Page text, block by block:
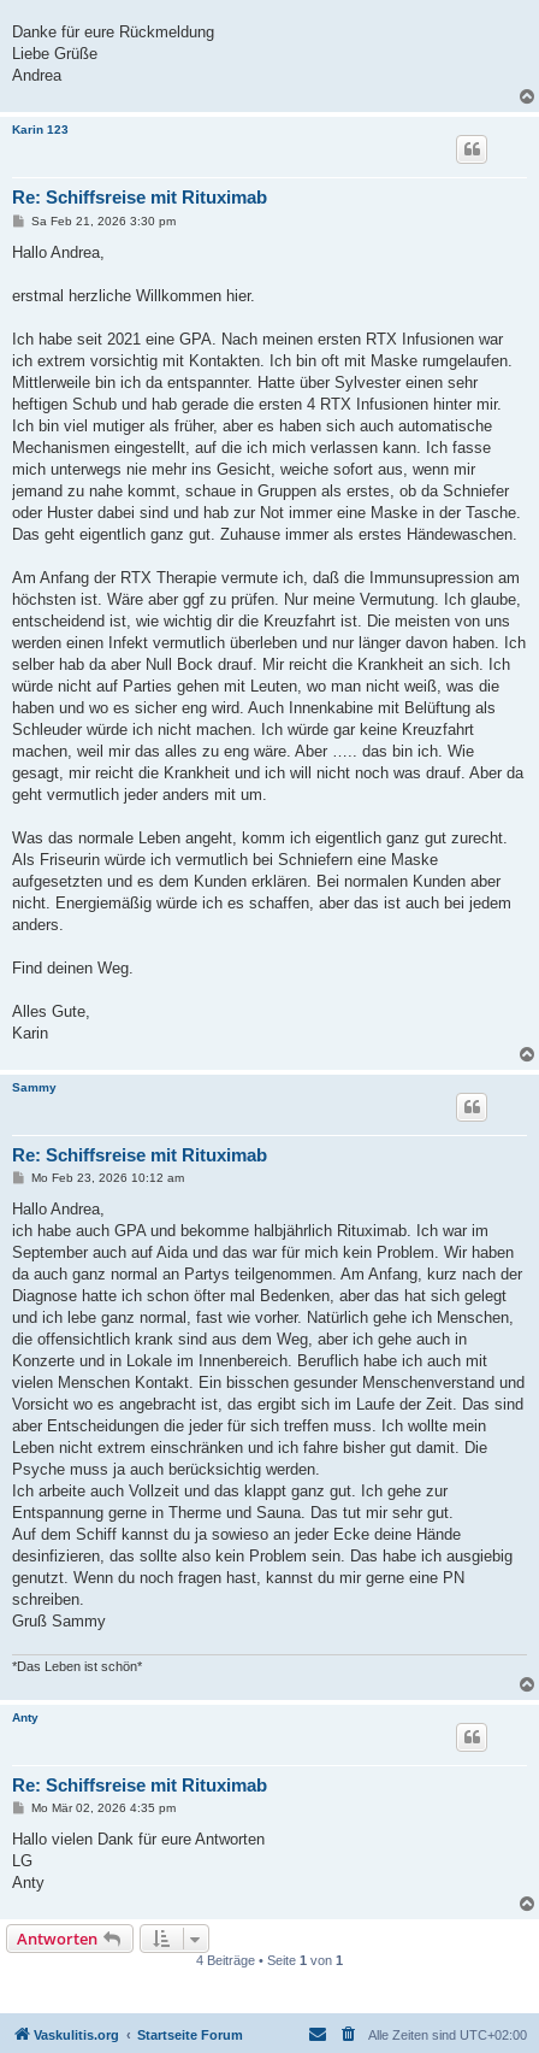
Danke für eure Rückmeldung
Liebe Grüße
Andrea
Karin 123
Re: Schiffsreise mit Rituximab
B
i
a
Sa Feb 21, 2026 3:30 pm
Hallo Andrea,
erstmal herzliche Willkommen hier.
Ich habe seit 2021 eine GPA. Nach meinen ersten RTX Infusionen war
ich extrem vorsichtig mit Kontakten. Ich bin oft mit Maske rumgelaufen.
Mittlerweile bin ich da entspannter. Hatte über Sylvester einen sehr
heftigen Schub und hab gerade die ersten 4 RTX Infusionen hinter mir.
Ich bin viel mutiger als früher, aber es haben sich auch automatische
Mechanismen eingestellt, auf die ich mich verlassen kann. Ich fasse
mich unterwegs nie mehr ins Gesicht, weiche sofort aus, wenn mir
jemand zu nahe kommt, schaue in Gruppen als erstes, ob da Schniefer
oder Huster dabei sind und hab zur Not immer eine Maske in der Tasche.
Das geht eigentlich ganz gut. Zuhause immer als erstes Händewaschen.
Am Anfang der RTX Therapie vermute ich, daß die Immunsupression am
höchsten ist. Wäre aber ggf zu prüfen. Nur meine Vermutung. Ich glaube,
entscheidend ist, wie wichtig dir die Kreuzfahrt ist. Die meisten von uns
werden einen Infekt vermutlich überleben und nur länger davon haben. Ich
selber hab da aber Null Bock drauf. Mir reicht die Krankheit an sich. Ich
würde nicht auf Parties gehen mit Leuten, wo man nicht weiß, was die
haben und wo es sicher eng wird. Auch Innenkabine mit Belüftung als
Schleuder würde ich nicht machen. Ich würde gar keine Kreuzfahrt
machen, weil mir das alles zu eng wäre. Aber ….. das bin ich. Wie
gesagt, mir reicht die Krankheit und ich will nicht noch was drauf. Aber da
geht vermutlich jeder anders mit um.
Was das normale Leben angeht, komm ich eigentlich ganz gut zurecht.
Als Friseurin würde ich vermutlich bei Schniefern eine Maske
aufgesetzten und es dem Kunden erklären. Bei normalen Kunden aber
nicht. Energiemäßig würde ich es schaffen, aber das ist auch bei jedem
anders.
Find deinen Weg.
Alles Gute,
Karin
Sammy
Re: Schiffsreise mit Rituximab
B
i
r
a
g
Mo Feb 23, 2026 10:12 am
Hallo Andrea,
ich habe auch GPA und bekomme halbjährlich Rituximab. Ich war im
September auch auf Aida und das war für mich kein Problem. Wir haben
da auch ganz normal an Partys teilgenommen. Am Anfang, kurz nach der
Diagnose hatte ich schon öfter mal Bedenken, aber das hat sich gelegt
und ich lebe ganz normal, fast wie vorher. Natürlich gehe ich Menschen,
die offensichtlich krank sind aus dem Weg, aber ich gehe auch in
Konzerte und in Lokale im Innenbereich. Beruflich habe ich auch mit
vielen Menschen Kontakt. Ein bisschen gesunder Menschenverstand und
Vorsicht wo es angebracht ist, das ergibt sich im Laufe der Zeit. Das sind
aber Entscheidungen die jeder für sich treffen muss. Ich wollte mein
Leben nicht extrem einschränken und ich fahre bisher gut damit. Die
Psyche muss ja auch berücksichtig werden.
Ich arbeite auch Vollzeit und das klappt ganz gut. Ich gehe zur
Entspannung gerne in Therme und Sauna. Das tut mir sehr gut.
Auf dem Schiff kannst du ja sowieso an jeder Ecke deine Hände
desinfizieren, das sollte also kein Problem sein. Das habe ich ausgiebig
genutzt. Wenn du noch fragen hast, kannst du mir gerne eine PN
schreiben.
Gruß Sammy
*Das Leben ist schön*
Anty
Re: Schiffsreise mit Rituximab
B
i
r
a
Mo Mär 02, 2026 4:35 pm
Hallo vielen Dank für eure Antworten
LG
Anty
Antworten
4 Beiträge • Seite 1 von 1
Vaskulitis.org Startseite Forum Alle Zeiten sind UTC+02:00